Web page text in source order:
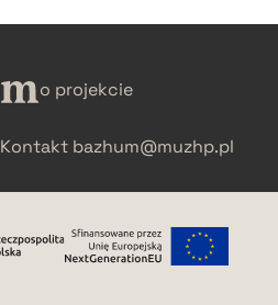
o projekcie
Kontakt bazhum@muzhp.pl